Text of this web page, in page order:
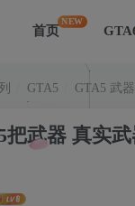
首页
NEW
GTA5 GTA5 武器
把武器 真实